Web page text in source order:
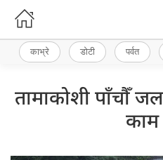
काभ्रे डोटी पर्वत
तामाकोशी पाँचौँ